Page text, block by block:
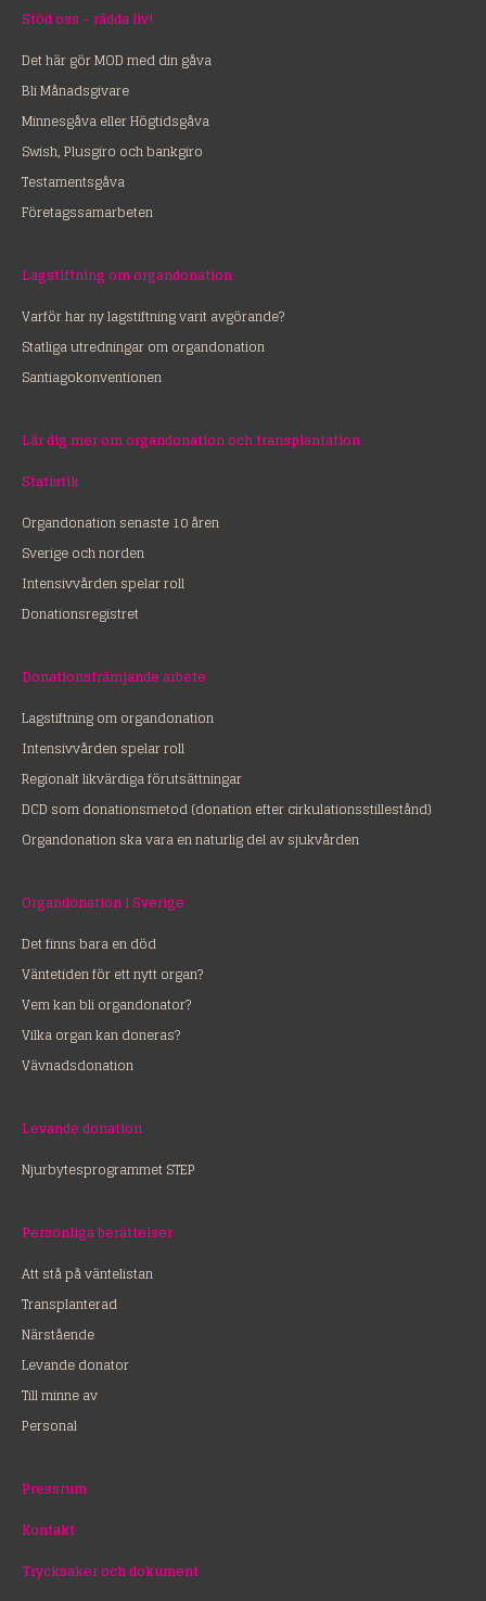
Stöd oss – rädda liv!
Det här gör MOD med din gåva
Bli Månadsgivare
Minnesgåva eller Högtidsgåva
Swish, Plusgiro och bankgiro
Testamentsgåva
Företagssamarbeten
Lagstiftning om organdonation
Varför har ny lagstiftning varit avgörande?
Statliga utredningar om organdonation
Santiagokonventionen
Lär dig mer om organdonation och transplantation
Statistik
Organdonation senaste 10 åren
Sverige och norden
Intensivvården spelar roll
Donationsregistret
Donationsfrämjande arbete
Lagstiftning om organdonation
Intensivvården spelar roll
Regionalt likvärdiga förutsättningar
DCD som donationsmetod (donation efter cirkulationsstillestånd)
Organdonation ska vara en naturlig del av sjukvården
Organdonation i Sverige
Det finns bara en död
Väntetiden för ett nytt organ?
Vem kan bli organdonator?
Vilka organ kan doneras?
Vävnadsdonation
Levande donation
Njurbytesprogrammet STEP
Personliga berättelser
Att stå på väntelistan
Transplanterad
Närstående
Levande donator
Till minne av
Personal
Pressrum
Kontakt
Trycksaker och dokument